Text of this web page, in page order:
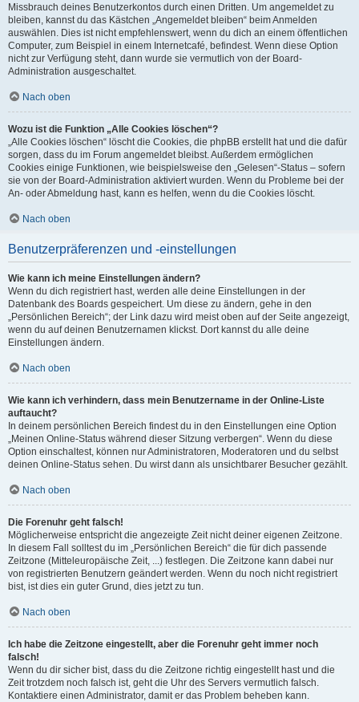
Missbrauch deines Benutzerkontos durch einen Dritten. Um angemeldet zu
bleiben, kannst du das Kästchen „Angemeldet bleiben“ beim Anmelden
auswählen. Dies ist nicht empfehlenswert, wenn du dich an einem öffentlichen
Computer, zum Beispiel in einem Internetcafé, befindest. Wenn diese Option
nicht zur Verfügung steht, dann wurde sie vermutlich von der Board-
Administration ausgeschaltet.
Nach oben
Wozu ist die Funktion „Alle Cookies löschen“?
„Alle Cookies löschen“ löscht die Cookies, die phpBB erstellt hat und die dafür
sorgen, dass du im Forum angemeldet bleibst. Außerdem ermöglichen
Cookies einige Funktionen, wie beispielsweise den „Gelesen“-Status – sofern
sie von der Board-Administration aktiviert wurden. Wenn du Probleme bei der
An- oder Abmeldung hast, kann es helfen, wenn du die Cookies löscht.
Nach oben
Benutzerpräferenzen und -einstellungen
Wie kann ich meine Einstellungen ändern?
Wenn du dich registriert hast, werden alle deine Einstellungen in der
Datenbank des Boards gespeichert. Um diese zu ändern, gehe in den
„Persönlichen Bereich“; der Link dazu wird meist oben auf der Seite angezeigt,
wenn du auf deinen Benutzernamen klickst. Dort kannst du alle deine
Einstellungen ändern.
Nach oben
Wie kann ich verhindern, dass mein Benutzername in der Online-Liste
auftaucht?
In deinem persönlichen Bereich findest du in den Einstellungen eine Option
„Meinen Online-Status während dieser Sitzung verbergen“. Wenn du diese
Option einschaltest, können nur Administratoren, Moderatoren und du selbst
deinen Online-Status sehen. Du wirst dann als unsichtbarer Besucher gezählt.
Nach oben
Die Forenuhr geht falsch!
Möglicherweise entspricht die angezeigte Zeit nicht deiner eigenen Zeitzone.
In diesem Fall solltest du im „Persönlichen Bereich“ die für dich passende
Zeitzone (Mitteleuropäische Zeit, ...) festlegen. Die Zeitzone kann dabei nur
von registrierten Benutzern geändert werden. Wenn du noch nicht registriert
bist, ist dies ein guter Grund, dies jetzt zu tun.
Nach oben
Ich habe die Zeitzone eingestellt, aber die Forenuhr geht immer noch
falsch!
Wenn du dir sicher bist, dass du die Zeitzone richtig eingestellt hast und die
Zeit trotzdem noch falsch ist, geht die Uhr des Servers vermutlich falsch.
Kontaktiere einen Administrator, damit er das Problem beheben kann.